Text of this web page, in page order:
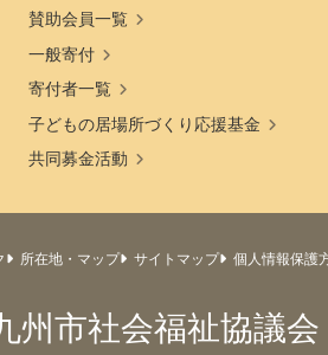
賛助会員一覧
一般寄付
寄付者一覧
子どもの居場所づくり応援基金
共同募金活動
所在地・マップ サイトマップ 個人情報保護
州市社会福祉協議会